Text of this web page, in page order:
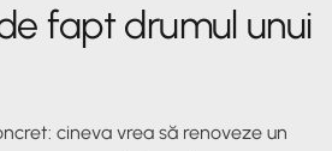
fapt drumul unui
cineva vrea să renoveze un